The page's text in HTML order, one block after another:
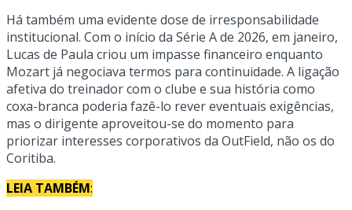
Há também uma evidente dose de irresponsabilidade
institucional. Com o início da Série A de 2026, em janeiro,
Lucas de Paula criou um impasse financeiro enquanto
Mozart já negociava termos para continuidade. A ligação
afetiva do treinador com o clube e sua história como
coxa-branca poderia fazê-lo rever eventuais exigências,
mas o dirigente aproveitou-se do momento para
priorizar interesses corporativos da OutField, não os do
Coritiba.
LEIA TAMBÉM: